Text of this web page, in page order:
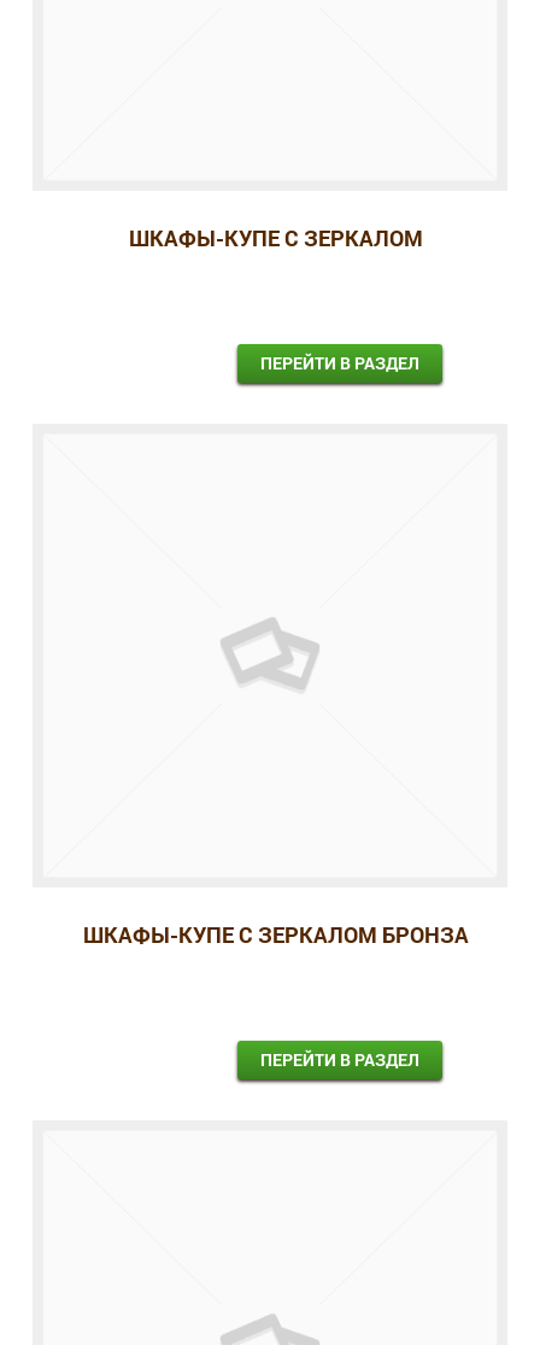
ШКАФЫ-КУПЕ С ЗЕРКАЛОМ
ПЕРЕЙТИ В РАЗДЕЛ
ШКАФЫ-КУПЕ С ЗЕРКАЛОМ БРОНЗА
ПЕРЕЙТИ В РАЗДЕЛ